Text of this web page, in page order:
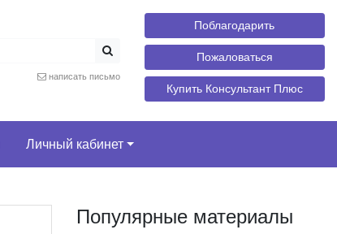
написать письмо
Поблагодарить
Пожаловаться
Купить Консультант Плюс
Личный кабинет
Популярные материалы